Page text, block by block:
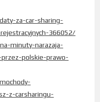
za-car-sharing-
366052/
minuty-narazaja-
polskie-prawo-
z-carsharingu-